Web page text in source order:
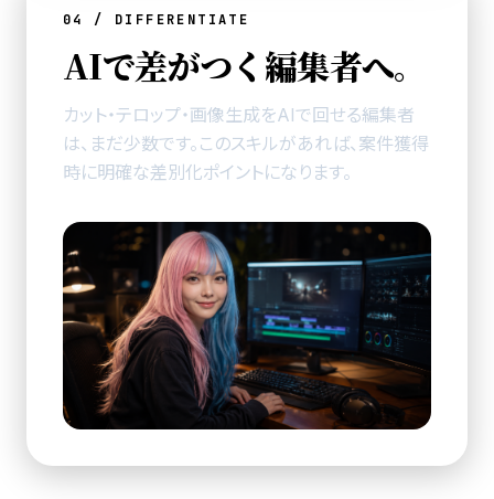
04 / DIFFERENTIATE
AIで差がつく編集者へ。
カット・テロップ・画像生成をAIで回せる編集者
は、まだ少数です。 このスキルがあれば、案件獲得
時に明確な差別化ポイントになります。